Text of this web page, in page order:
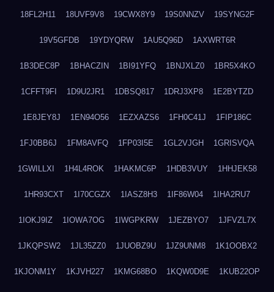
18FL2H11 18UVF9V8 19CWX8Y9 19S0NNZV 19SYNG2F
19V5GFDB 19YDYQRW 1AU5Q96D 1AXWRT6R
1B3DEC8P 1BHACZIN 1BI91YFQ 1BNJXLZ0 1BR5X4KO
1CFFT9FI 1D9U2JR1 1DBSQ817 1DRJ3XP8 1E2BYTZD
1E8JEY8J 1EN94O56 1EZXAZS6 1FH0C41J 1FIP186C
1FJ0BB6J 1FM8AVFQ 1FP03I5E 1GL2VJGH 1GRISVQA
1GWILLXI 1H4L4ROK 1HAKMC6P 1HDB3VUY 1HHJEK58
1HR93CXT 1I70CGZX 1IASZ8H3 1IF86W04 1IHA2RU7
1IOKJ9IZ 1IOWA7OG 1IWGPKRW 1JEZBYO7 1JFVZL7X
1JKQPSW2 1JL35ZZ0 1JUOBZ9U 1JZ9UNM8 1K1OOBX2
1KJONM1Y 1KJVH227 1KMG68BO 1KQW0D9E 1KUB22OP